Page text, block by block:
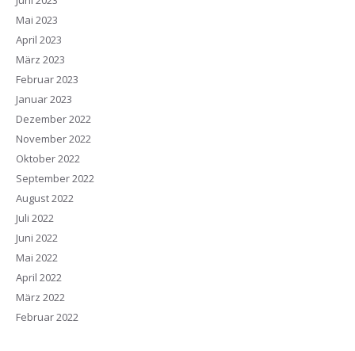
Mai 2023
April 2023
März 2023
Februar 2023
Januar 2023
Dezember 2022
November 2022
Oktober 2022
September 2022
August 2022
Juli 2022
Juni 2022
Mai 2022
April 2022
März 2022
Februar 2022